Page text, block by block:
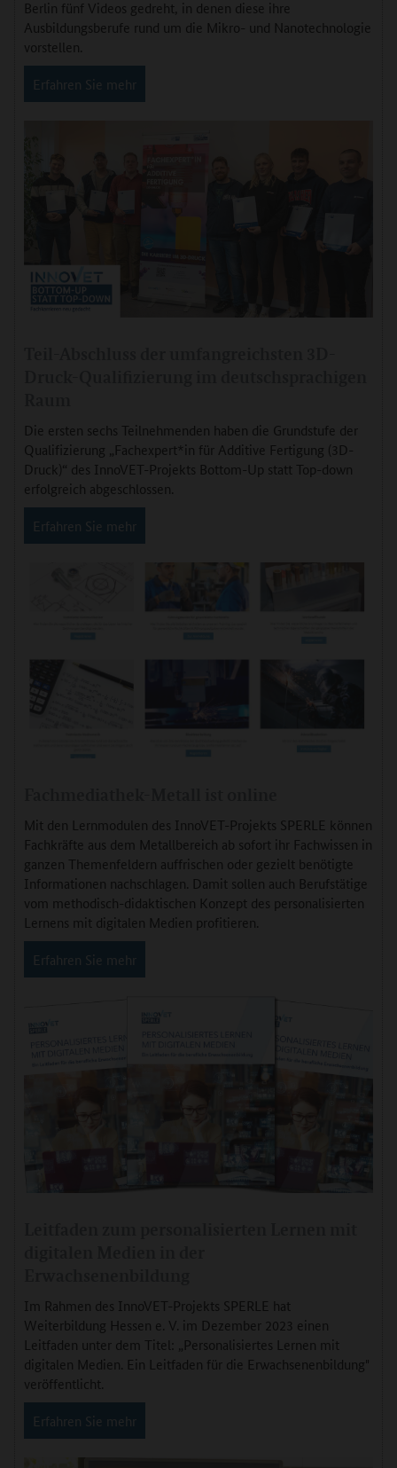
Berlin fünf Videos gedreht, in denen diese ihre
Ausbildungsberufe rund um die Mikro- und Nanotechnologie
vorstellen.
Erfahren Sie mehr
Die ersten sechs Teilnehmenden haben die Grundstufe der
Qualifizierung „Fachexpert*in für Additive Fertigung (3D-
Druck)“ des InnoVET-Projekts Bottom-Up statt Top-down
erfolgreich abgeschlossen.
Erfahren Sie mehr
Mit den Lernmodulen des InnoVET-Projekts SPERLE können
Fachkräfte aus dem Metallbereich ab sofort ihr Fachwissen in
ganzen Themenfeldern auffrischen oder gezielt benötigte
Informationen nachschlagen. Damit sollen auch Berufstätige
vom methodisch-didaktischen Konzept des personalisierten
Lernens mit digitalen Medien profitieren.
Erfahren Sie mehr
Im Rahmen des InnoVET-Projekts SPERLE hat
Weiterbildung Hessen e. V. im Dezember 2023 einen
Leitfaden unter dem Titel: „Personalisiertes Lernen mit
digitalen Medien. Ein Leitfaden für die Erwachsenenbildung"
veröffentlicht.
Erfahren Sie mehr